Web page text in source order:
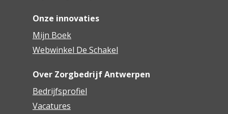
Onze innovaties
Mijn Boek
Webwinkel De Schakel
Over Zorgbedrijf Antwerpen
Bedrijfsprofiel
Vacatures